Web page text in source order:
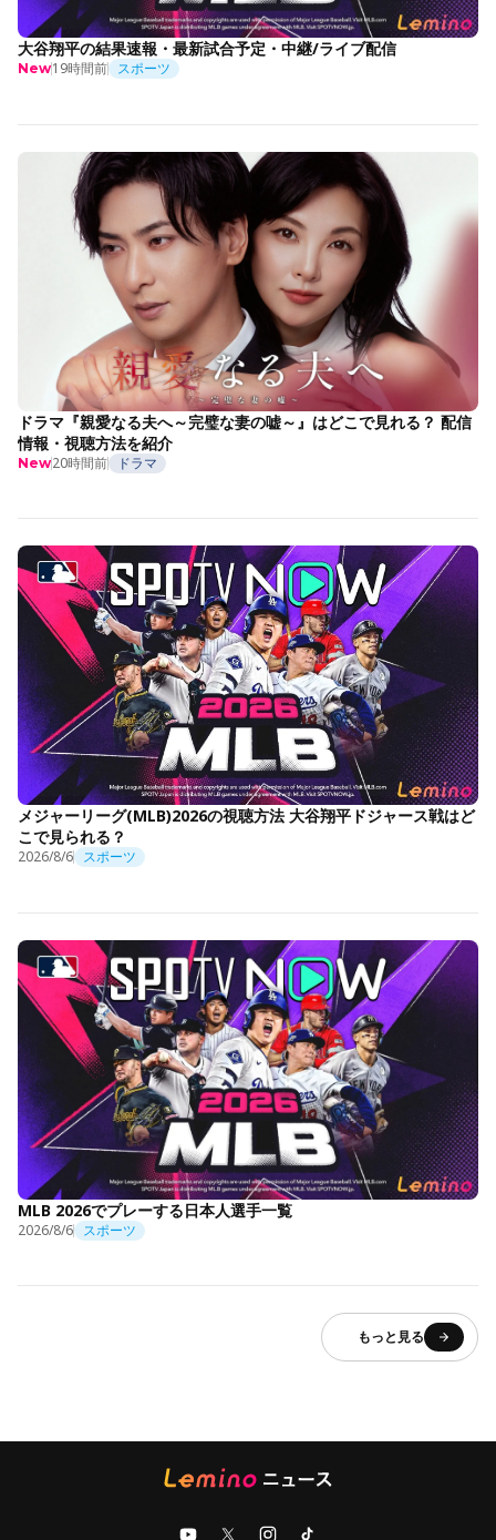
大谷翔平の結果速報・最新試合予定・中継/ライブ配信
New19時間前 スポーツ
ドラマ『親愛なる夫へ～完璧な妻の嘘～』はどこで見れる？ 配信
情報・視聴方法を紹介
New20時間前 ドラマ
メジャーリーグ(MLB)2026の視聴方法 大谷翔平ドジャース戦はど
こで見られる？
2026/8/6 スポーツ
MLB 2026でプレーする日本人選手一覧
2026/8/6 スポーツ
もっと見る